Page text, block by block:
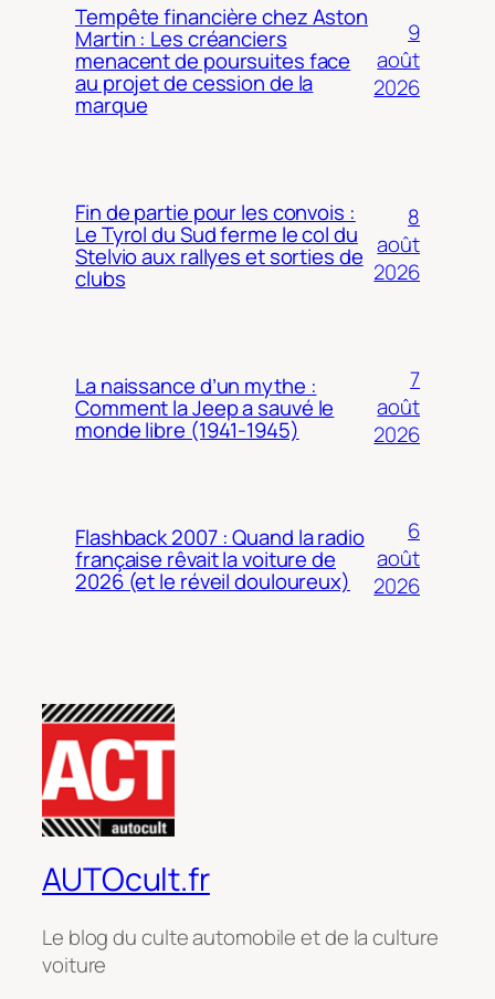
Tempête financière chez Aston
Martin : Les créanciers
menacent de poursuites face
au projet de cession de la
marque
9
août
2026
Fin de partie pour les convois :
Le Tyrol du Sud ferme le col du
Stelvio aux rallyes et sorties de
clubs
8
août
2026
La naissance d’un mythe :
Comment la Jeep a sauvé le
monde libre (1941-1945)
7
août
2026
Flashback 2007 : Quand la radio
française rêvait la voiture de
2026 (et le réveil douloureux)
6
août
2026
AUTOcult.fr
Le blog du culte automobile et de la culture
voiture